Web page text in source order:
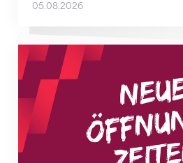
05.08.2026
Neue Empfangszeiten ab 1.